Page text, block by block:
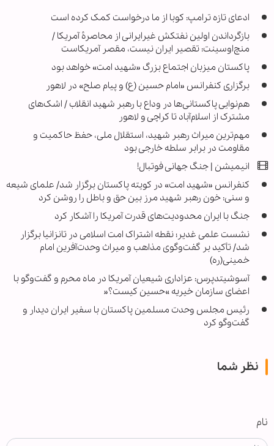
ادعای تازه ترامپ: کوبا از ما درخواست کمک کرده است
بازگرداندن اولین نفتکش غیرایرانی از محاصرهٔ آمریکا /
منچ‌اوسینت: تقصیر ایران نیست، مقصر آمریکاست
پاکستان میزبان اجتماع بزرگ «شهید امت» خواهد بود
برگزاری کنفرانس «امام حسین (ع) و پیام صلح» در لاهور
هم‌نوایی پاکستانی‌ها در وداع با رهبر شهید انقلاب / اشک‌های
مشترک از اسلام‌آباد تا کراچی و لاهور
مهم‌ترین میراث رهبر شهید، استقلال ملی، حفظ حاکمیت و
مقاومت در برابر سلطه خارجی بود
انیمیشن | جنگ جهانی فوتبال!
کنفرانس «شهید امت» در کویته پاکستان برگزار شد/ علمای شیعه
و سنی: خون رهبر شهید مرز بین حق و باطل را روشن کرد
جنگ با ایران محدودیت‌های قدرت آمریکا را آشکار کرد
نشست علمی غدیر؛ نقطه اشتراک امت اسلامی در تانزانیا برگزار
شد/ تأکید بر گفت‌وگوی مذاهب و میراث وحدت‌آفرین امام
خمینی(ره)
آسوشیتدپرس: عزاداری شیعیان آمریکا در ماه محرم و گفت‌وگو با
اعضای سازمان خیریه »حسین کیست؟«
رئیس مجلس وحدت مسلمین پاکستان با سفیر ایران دیدار و
گفت‌وگو کرد
نظر شما
نام